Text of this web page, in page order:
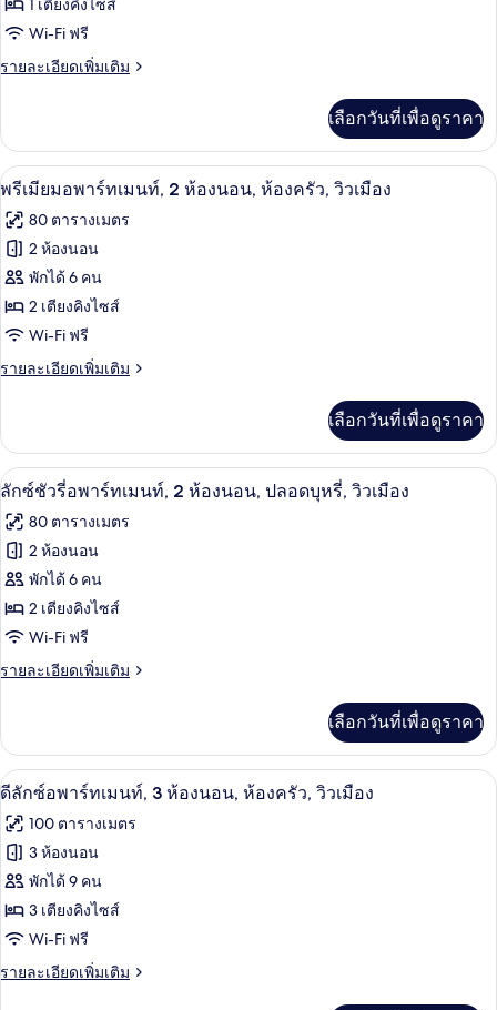
ดี
ลัก
ซ์อ
ท
เม
นท์,
เตียง
คิง
ไซส์
1
วิว
เมือง
1 เตียงคิงไซส์
Wi-Fi ฟรี
รายละเอียดเพิ่มเติม
ราย
เกี่ยว
กับ
ดี
ซ์อ
พาร์
ท
เม
นท์,
เตียง
คิง
ไซส์
บุหรี่,
วิว
เมือง
เลือกวันที่เพื่อดูราคา
เปิด
ภาพถ่าย
ทั้งหมด
ของ
พรีเมียม
อ
พาร์
เม
นท์,
2
ห้อง
นอน,
ห้อง
ครัว,
พรีเมียมอพาร์ทเมนท์, 2 ห้องนอน, ห้อง
32
พรีเมียมอพาร์ทเมนท์, 2 ห้องนอน, ห้องครัว, วิวเมือง
80 ตารางเมตร
2 ห้องนอน
พักได้ 6 คน
2 เตียงคิงไซส์
Wi-Fi ฟรี
รายละเอียดเพิ่มเติม
ราย
เกี่ยว
กับ
พรีเมียม
พาร์
ท
เม
นท์,
2
ห้อง
นอน,
ห้อง
เลือกวันที่เพื่อดูราคา
เปิด
ภาพถ่าย
ทั้งหมด
ของ
ลัก
ซ์ชัว
รี่
พาร์
ท
เม
นท์,
2
ห้อง
นอน,
ลักซ์ชัวรี่อพาร์ทเมนท์, 2 ห้องนอน, ปลอ
36
ลักซ์ชัวรี่อพาร์ทเมนท์, 2 ห้องนอน, ปลอดบุหรี่, วิวเมือง
80 ตารางเมตร
2 ห้องนอน
พักได้ 6 คน
2 เตียงคิงไซส์
Wi-Fi ฟรี
รายละเอียดเพิ่มเติม
ราย
เกี่ยว
กับ
ลัก
รี่
อ
พาร์
ท
เม
นท์,
ห้อง
เลือกวันที่เพื่อดูราคา
เปิด
ภาพถ่าย
ทั้งหมด
ของ
ดี
ลัก
ซ์อ
ดีลักซ์อพาร์ทเมนท์, 3 ห้องนอน, ห้องครั
24
ดีลักซ์อพาร์ทเมนท์, 3 ห้องนอน, ห้องครัว, วิวเมือง
100 ตารางเมตร
3 ห้องนอน
พักได้ 9 คน
3 เตียงคิงไซส์
Wi-Fi ฟรี
รายละเอียดเพิ่มเติม
ราย